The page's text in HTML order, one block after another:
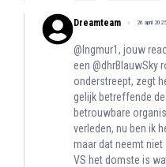
Dreamteam 26 april
@Ingmur1, jouw
een @dhrBlauwSky
onderstreept, zegt
gelijk betreffende
betrouwbare
verleden, nu ben ik
maar dat neemt niet
VS het domste is